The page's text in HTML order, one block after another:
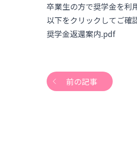
卒業生の方で奨学金を利
以下をクリックしてご確
奨学金返還案内.pdf
前の記事